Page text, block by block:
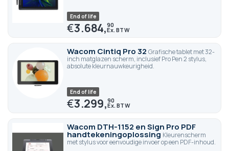
End of life
€3.684,90
Wacom Cintiq Pro 32 Grafische tablet met 32-
inch matglazen scherm, inclusief Pro Pen 2 stylus,
absolute kleurnauwkeurigheid.
End of life
€3.299,90
Wacom DTH-1152 en Sign Pro PDF
handtekeningoplossing Kleurenscherm
met stylus voor eenvoudige invoer op een PDF-inhoud.